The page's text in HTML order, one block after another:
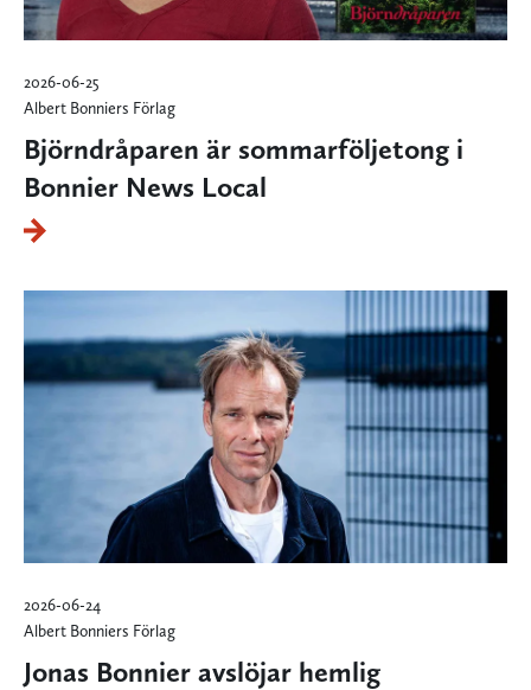
2026-06-25
Albert Bonniers Förlag
Björndråparen är sommarföljetong i
Bonnier News Local
2026-06-24
Albert Bonniers Förlag
Jonas Bonnier avslöjar hemlig